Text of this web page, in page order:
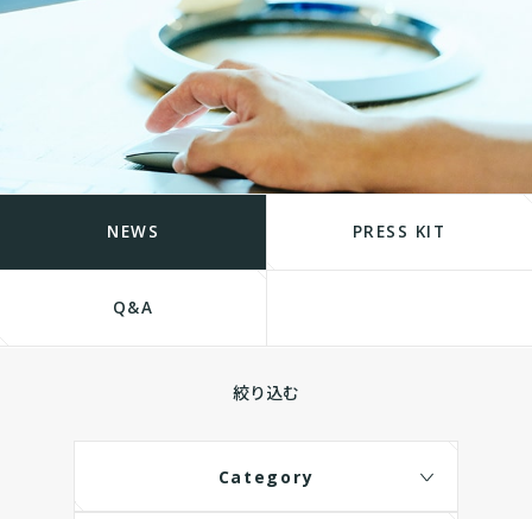
NEWS PRESS KIT
Q&A
絞り込む
Category